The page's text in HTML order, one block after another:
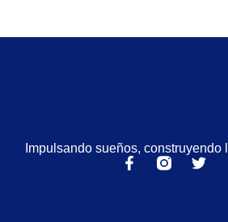
Impulsando sueños, construyendo